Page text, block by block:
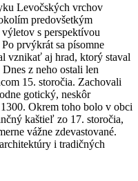
Levočských vrchov
predovšetkým
s perspektívou
prvýkrát sa písomne
vznikať aj hrad, ktorý staval
z neho ostali len
15. storočia. Zachovali
gotický, neskôr
Okrem toho bolo v obci
kaštieľ zo 17. storočia,
vážne zdevastované.
i tradičných